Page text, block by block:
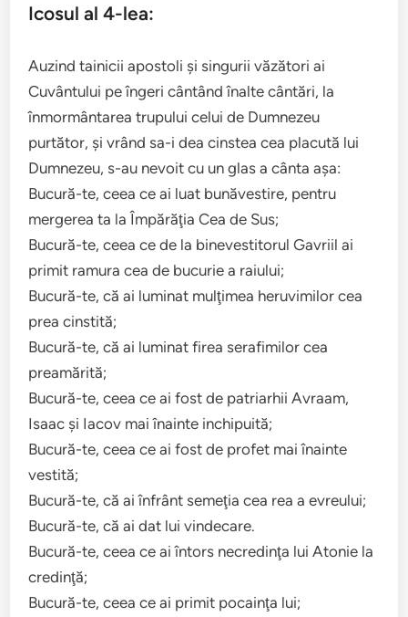
Icosul al 4-lea:
Auzind tainicii apostoli şi singurii văzători ai
Cuvântului pe îngeri cântând înalte cântări, la
înmormântarea trupului celui de Dumnezeu
purtător, şi vrând sa-i dea cinstea cea placută lui
Dumnezeu, s-au nevoit cu un glas a cânta aşa:
Bucură-te, ceea ce ai luat bunăvestire, pentru
mergerea ta la Împărăţia Cea de Sus;
Bucură-te, ceea ce de la binevestitorul Gavriil ai
primit ramura cea de bucurie a raiului;
Bucură-te, că ai luminat mulţimea heruvimilor cea
prea cinstită;
Bucură-te, că ai luminat firea serafimilor cea
preamărită;
Bucură-te, ceea ce ai fost de patriarhii Avraam,
Isaac şi Iacov mai înainte inchipuită;
Bucură-te, ceea ce ai fost de profet mai înainte
vestită;
Bucură-te, că ai înfrânt semeţia cea rea a evreului;
Bucură-te, că ai dat lui vindecare.
Bucură-te, ceea ce ai întors necredinţa lui Atonie la
credinţă;
Bucură-te, ceea ce ai primit pocainţa lui;